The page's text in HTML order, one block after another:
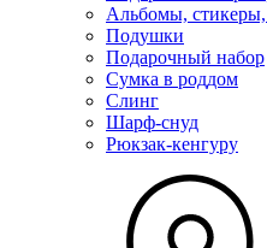
Альбомы,
Подушки
Подарочный набор
Сумка в роддом
Слинг
Шарф-снуд
Рюкзак-кенгуру